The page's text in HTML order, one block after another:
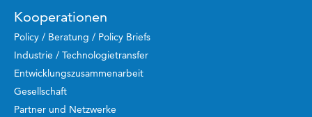
Kooperationen
Policy / Beratung / Policy Briefs
Industrie / Technologietransfer
Entwicklungszusammenarbeit
Gesellschaft
Partner und Netzwerke